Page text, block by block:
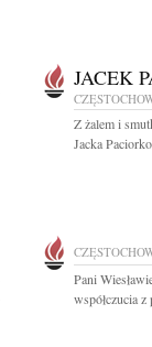
JACEK
Z żalem i
Jacka
Pani
współczucia